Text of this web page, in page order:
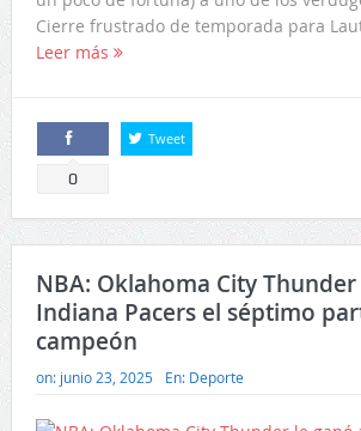
Cierre frustrado de temporada para
Leer más
Comparte
0
Tweet
NBA: Oklahoma City
Indiana Pacers el séptimo
campeón
on: junio 23, 2025 En: Deporte